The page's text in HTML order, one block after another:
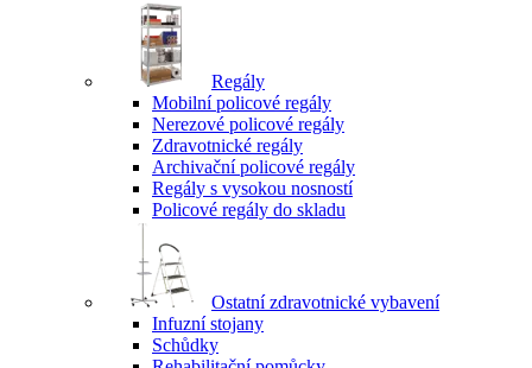
Regály
Mobilní policové regály
Nerezové policové regály
Zdravotnické regály
Archivační policové regály
Regály s vysokou nosností
Policové regály do skladu
Ostatní zdravotnické vybavení
Infuzní stojany
Schůdky